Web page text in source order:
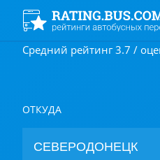
Средний рейтинг 3.7 /
ОТКУДА